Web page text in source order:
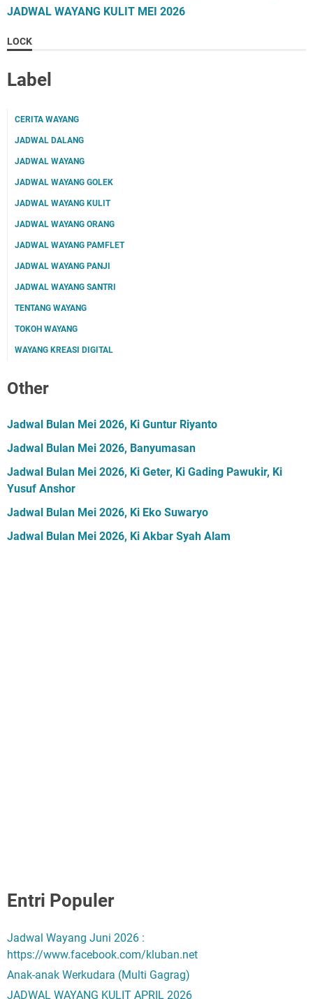
JADWAL WAYANG KULIT MEI 2026
LOCK
Label
CERITA WAYANG
JADWAL DALANG
JADWAL WAYANG
JADWAL WAYANG GOLEK
JADWAL WAYANG KULIT
JADWAL WAYANG ORANG
JADWAL WAYANG PAMFLET
JADWAL WAYANG PANJI
JADWAL WAYANG SANTRI
TENTANG WAYANG
TOKOH WAYANG
WAYANG KREASI DIGITAL
Other
Jadwal Bulan Mei 2026, Ki Guntur Riyanto
Jadwal Bulan Mei 2026, Banyumasan
Jadwal Bulan Mei 2026, Ki Geter, Ki Gading Pawukir, Ki
Yusuf Anshor
Jadwal Bulan Mei 2026, Ki Eko Suwaryo
Jadwal Bulan Mei 2026, Ki Akbar Syah Alam
Entri Populer
Jadwal Wayang Juni 2026 :
https://www.facebook.com/kluban.net
Anak-anak Werkudara (Multi Gagrag)
JADWAL WAYANG KULIT APRIL 2026